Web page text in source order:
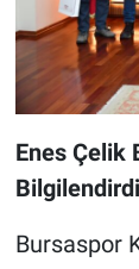
Enes Çelik
Bilgilendirdi
Bursaspor